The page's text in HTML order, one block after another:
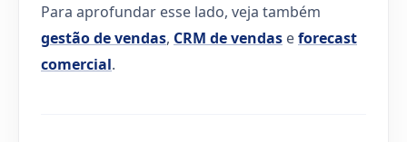
Para aprofundar esse lado, veja também
gestão de vendas, CRM de vendas eforecast
comercial.